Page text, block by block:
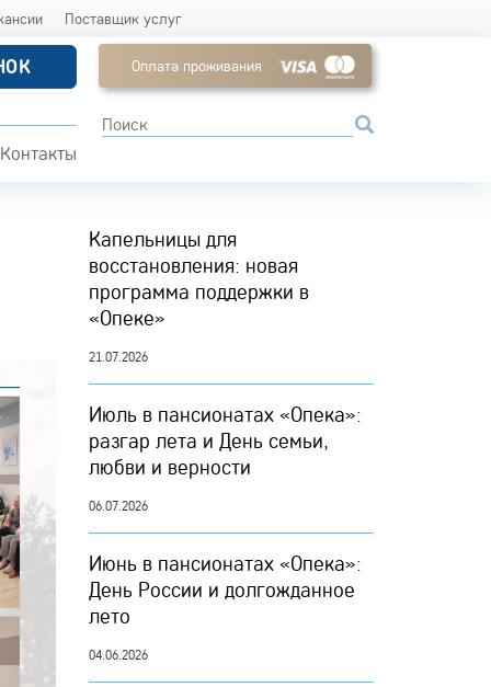
Поставщик услуг
Контакты
Оплата проживания
Капельницы для
восстановления: новая
программа поддержки в
«Опеке»
21.07.2026
Июль в пансионатах «Опека»:
разгар лета и День семьи,
любви и верности
06.07.2026
Июнь в пансионатах «Опека»:
День России и долгожданное
лето
04.06.2026